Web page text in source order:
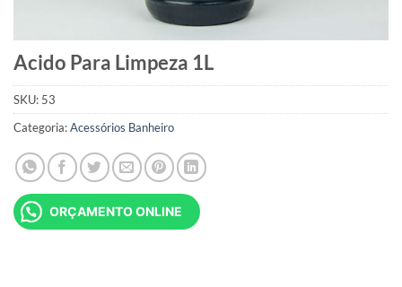
Acido Para Limpeza 1L
SKU: 53
Categoria:Acessórios Banheiro
ORÇAMENTO ONLINE